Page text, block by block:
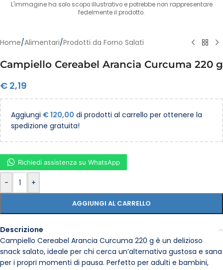
L'immagine ha solo scopo illustrativo e potrebbe non rappresentare
fedelmente il prodotto.
Home/Alimentari/Prodotti da Forno Salati
Campiello Cereabel Arancia Curcuma 220 g
€ 2,19
Aggiungi €120,00 di prodotti al carrello per ottenere la
spedizione gratuita!
- +
AGGIUNGI AL CARRELLO
Richiedi assistenza su WhatsApp
Descrizione
Campiello Cereabel Arancia Curcuma 220 g è un delizioso
snack salato, ideale per chi cerca un’alternativa gustosa e sana
per i propri momenti di pausa. Perfetto per adulti e bambini,